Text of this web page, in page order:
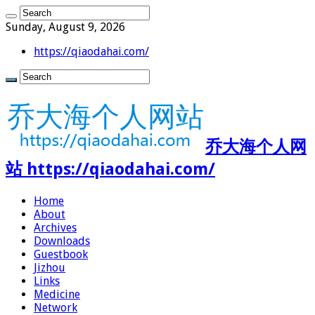
Sunday, August 9, 2026
https://qiaodahai.com/
乔大海个人网
站 https://qiaodahai.com/
Home
About
Archives
Downloads
Guestbook
Jizhou
Links
Medicine
Network